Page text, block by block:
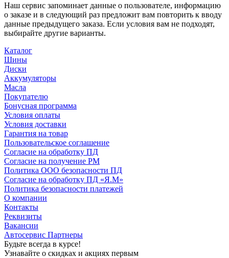
Наш сервис запоминает данные о пользователе, информацию
о заказе и в следующий раз предложит вам повторить к вводу
данные предыдущего заказа. Если условия вам не подходят,
выбирайте другие варианты.
Каталог
Шины
Диски
Аккумуляторы
Масла
Покупателю
Бонусная программа
Условия оплаты
Условия доставки
Гарантия на товар
Пользовательское соглашение
Согласие на обработку ПД
Согласие на получение РМ
Политика ООО безопасности ПД
Согласие на обработку ПД «Я.М»
Политика безопасности платежей
О компании
Контакты
Реквизиты
Вакансии
Автосервис Партнеры
Будьте всегда в курсе!
Узнавайте о скидках и акциях первым